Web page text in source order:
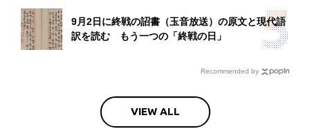
9月2日に終戦の詔書（玉音放送）の原文と現代語
訳を読む もう一つの「終戦の日」
Recommended by
VIEW ALL